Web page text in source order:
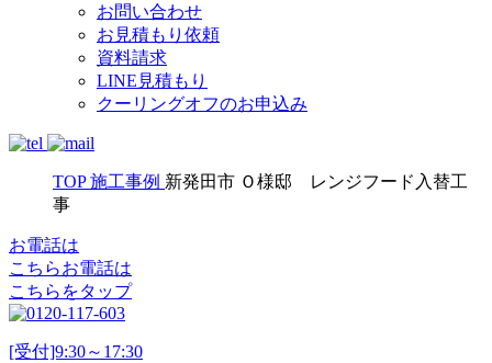
お問い合わせ
お見積もり依頼
資料請求
LINE見積もり
クーリングオフのお申込み
TOP 施工事例 新発田市 Ｏ様邸 レンジフード入替工
事
お電話は
こちらお電話は
こちらをタップ
[受付]9:30～17:30